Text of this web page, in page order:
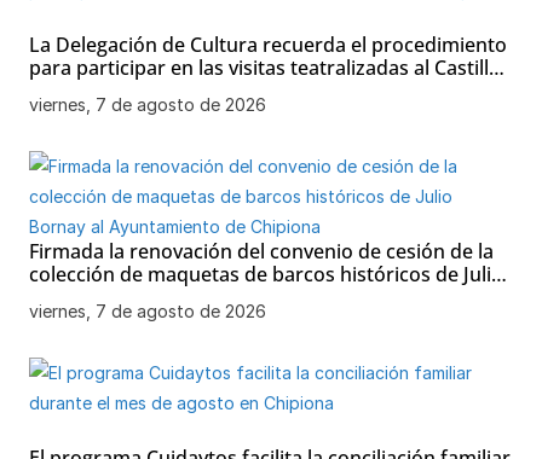
La Delegación de Cultura recuerda el procedimiento
para participar en las visitas teatralizadas al Castillo
de Chipiona
viernes, 7 de agosto de 2026
Firmada la renovación del convenio de cesión de la
colección de maquetas de barcos históricos de Julio
Bornay al Ayuntamiento de Chipiona
viernes, 7 de agosto de 2026